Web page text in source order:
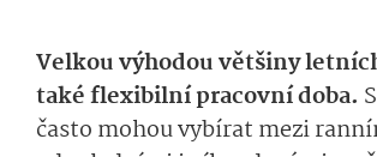
Velkou výhodou většiny
také flexibilní pracovní doba.
často mohou vybírat mezi